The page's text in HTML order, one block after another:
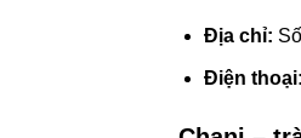
Địa chỉ:
Điện thoại: